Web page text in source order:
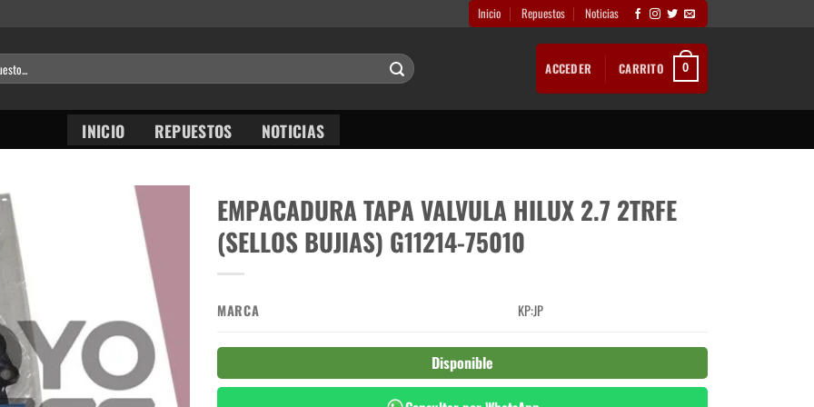
Inicio Repuestos Noticias
ACCEDER CARRITO 0
INICIO REPUESTOS NOTICIAS
EMPACADURA TAPA VALVULA HILUX 2.7 2TRFE
(SELLOS BUJIAS) G11214-75010
MARCA KP:JP
Disponible